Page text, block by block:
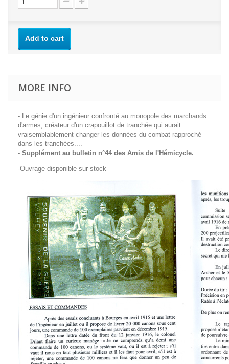
Add to cart
MORE INFO
- Le génie d'un ingénieur confronté au monopole des marchands
d'armes, créateur d'un crapouillot de tranchée qui aurait
vraisemblablement changer les données du combat rapproché
dans les tranchées....
- Supplément au bulletin n°44 des Amis de l'Hémicycle.
-Ouvrage disponible sur stock-